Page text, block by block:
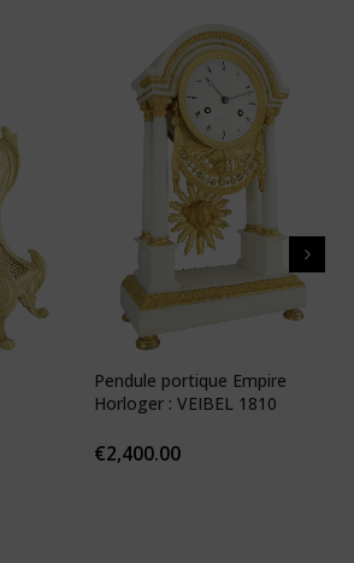
Pendule portique Empire
Horloger : VEIBEL 1810
€2,400.00